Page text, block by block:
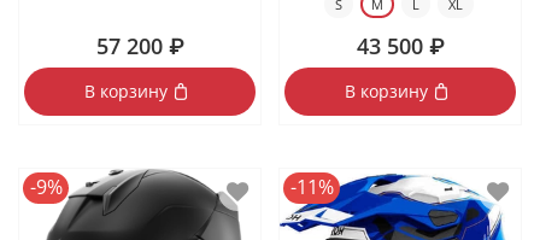
57 200 ₽
В корзину
S M XL
43 500 ₽
В корзину
-9% -11%